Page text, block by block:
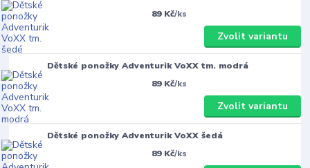
89 Kč/ks
Zvolit variantu
Dětské ponožky Adventurik VoXX tm. modrá
89 Kč/ks
Zvolit variantu
Dětské ponožky Adventurik VoXX šedá
89 Kč/ks